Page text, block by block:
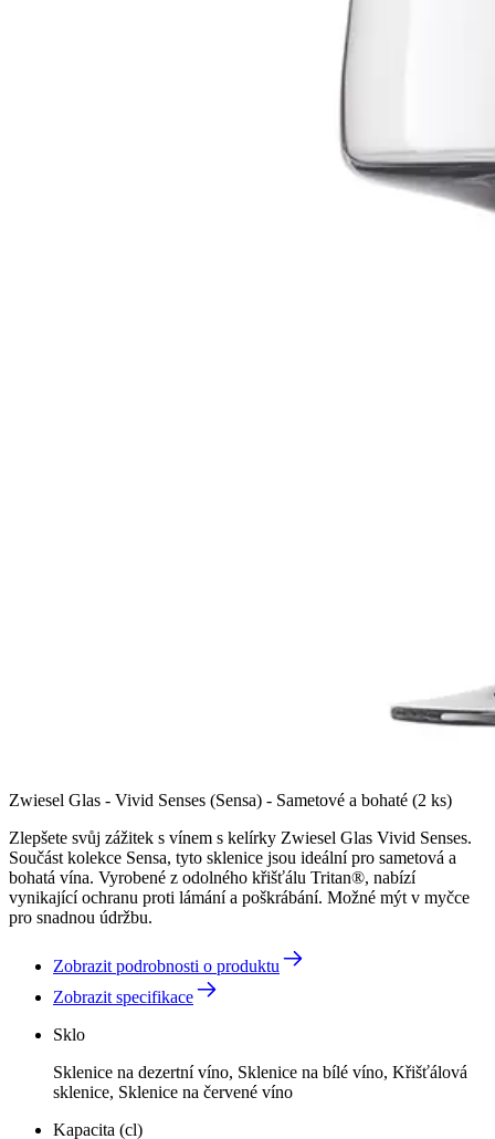
Zwiesel Glas - Vivid Senses (Sensa) - Sametové a bohaté (2 ks)
Zlepšete svůj zážitek s vínem s kelírky Zwiesel Glas Vivid Senses.
Součást kolekce Sensa, tyto sklenice jsou ideální pro sametová a
bohatá vína. Vyrobené z odolného křišťálu Tritan®, nabízí
vynikající ochranu proti lámání a poškrábání. Možné mýt v myčce
pro snadnou údržbu.
Zobrazit podrobnosti o produktu
Zobrazit specifikace
Sklo
Sklenice na dezertní víno, Sklenice na bílé víno, Křišťálová
sklenice, Sklenice na červené víno
Kapacita (cl)